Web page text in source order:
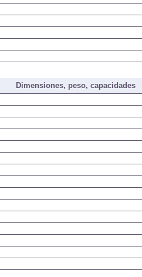
Dimensiones, peso, capacidades